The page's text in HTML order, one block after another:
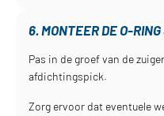
6. MONTEER DE O-
Pas in de groef van de
afdichtingspick.
Zorg ervoor dat eventuele